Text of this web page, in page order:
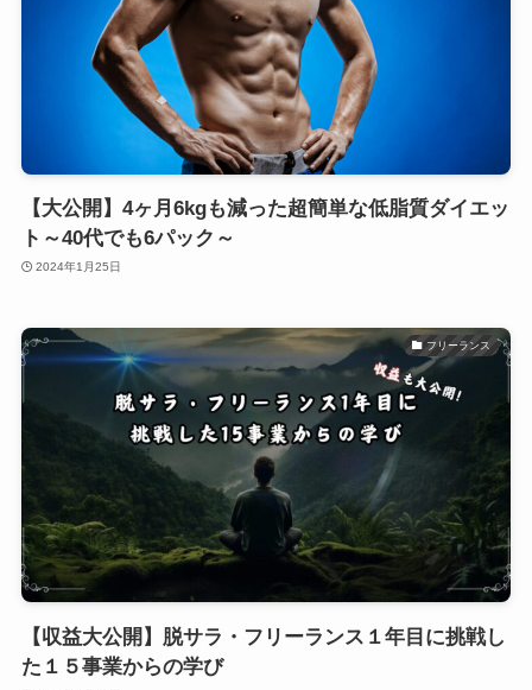
【大公開】4ヶ月6kgも減った超簡単な低脂質ダイエッ
ト～40代でも6パック～
2024年1月25日
フリーランス
【収益大公開】脱サラ・フリーランス１年目に挑戦し
た１５事業からの学び